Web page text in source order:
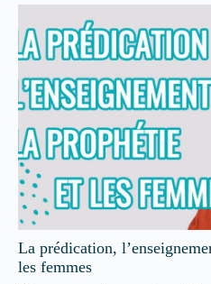
La prédication,
les femmes